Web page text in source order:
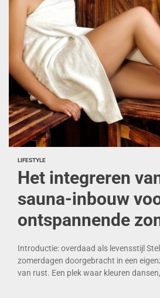
LIFESTYLE
Het integreren
sauna-inbouw
ontspannende
Introductie: overdaad als levensstijl
zomerdagen doorgebracht in een
van rust. Een plek waar kleuren